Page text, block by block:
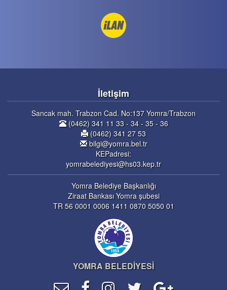
İletişim
Sancak mah. Trabzon Cad. No:137 Yomra/Trabzon
(0462) 341 11 33 - 34 - 35 - 36
(0462) 341 27 53
bilgi@yomra.bel.tr
KEPadresi:
yomrabelediyesi@hs03.kep.tr
Yomra Belediye Başkanlığı
Ziraat Bankası Yomra şubesi
TR 56 0001 0006 1411 0870 5050 01
YOMRA BELEDİYESİ